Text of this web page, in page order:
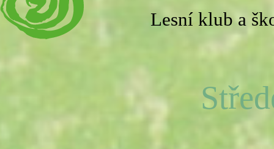
Lesní klub a